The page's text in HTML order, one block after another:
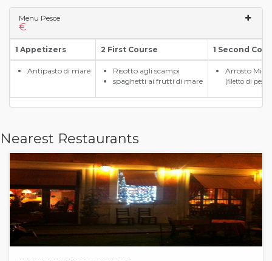
Menu Pesce
€
1 Appetizers 2 First Course 1 Second
Antipasto di mare
Risotto agli scampi
spaghetti ai frutti di mare
Arrosto Misto
(filetto di
Nearest Restaurants